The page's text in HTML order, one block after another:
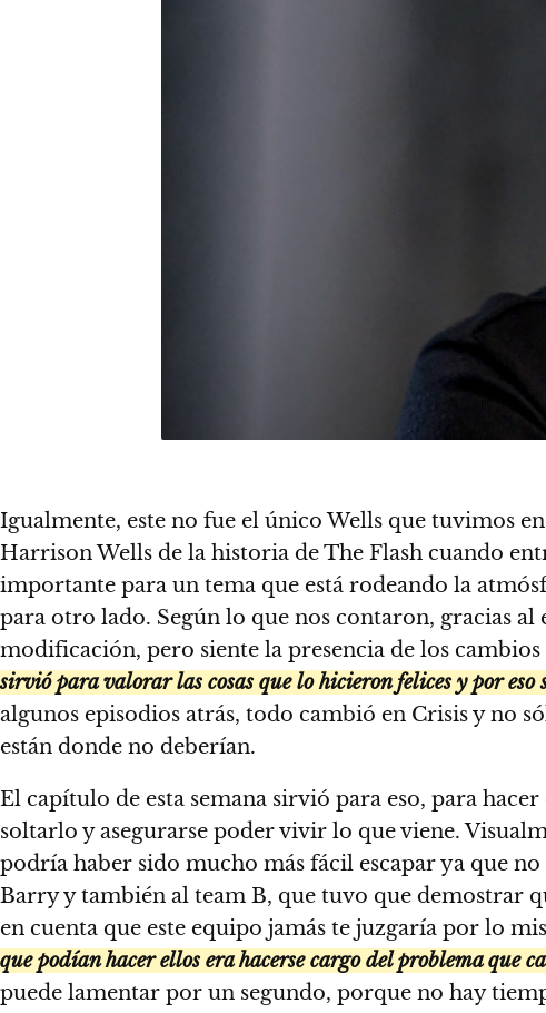
Igualmente, este no fue el único Wells que tuvimos
Harrison Wells de la historia de The Flash cuando
importante para un tema que está rodeando la
para otro lado. Según lo que nos contaron, gracias
modificación, pero siente la presencia de los
sirvió para valorar las cosas que lo hicieron felices y por eso
algunos episodios atrás, todo cambió en Crisis y no
están donde no deberían.
El capítulo de esta semana sirvió para eso, para
soltarlo y asegurarse poder vivir lo que viene.
podría haber sido mucho más fácil escapar ya que
Barry y también al team B, que tuvo que demostrar
en cuenta que este equipo jamás te juzgaría por lo
que podían hacer ellos era hacerse cargo del problema que
puede lamentar por un segundo, porque no hay